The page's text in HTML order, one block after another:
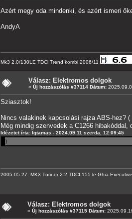
Azért megy oda mindenki, és azért ismeri
AndyA
Mk3 2.0/130LE TDCi Trend kombi 2006/11
Válasz: Elektromos dolgok
« Új hozzászólás #37114 Dátum:
Sziasztok!
Nincs valakinek kapcsolási rajza ABS-hez?
Még mindig szenvedek a C1266
Idézetet írta: Iqtamas - 2024.09.11 szerda, 12:09:45
)
2005.05.27. MK3 Turiner 2.2 TDCI 155 le Ghia Executive
Válasz: Elektromos dolgok
« Új hozzászólás #37115 Dátum: